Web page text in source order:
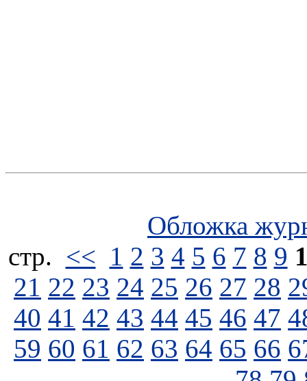
Обложка
стp. << 1 2 3 4 5 6 7 8 9
21 22 23 24 25 26 27 28
40 41 42 43 44 45 46 47
59 60 61 62 63 64 65 66